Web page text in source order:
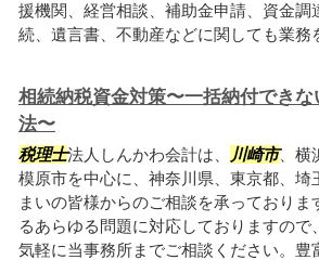
援機関、経営相談、補助金申請、資金調
続、遺言書、不動産などに関しても業務
相続納税資金対策〜一括納付でき
法〜
税理士法人しんかわ会計は、 川崎市、横
模原市を中心に、神奈川県、東京都、埼
まいの皆様からのご相談を承っておりま
るあらゆる問題に対応しておりますので
気軽に当事務所までご相談ください。豊